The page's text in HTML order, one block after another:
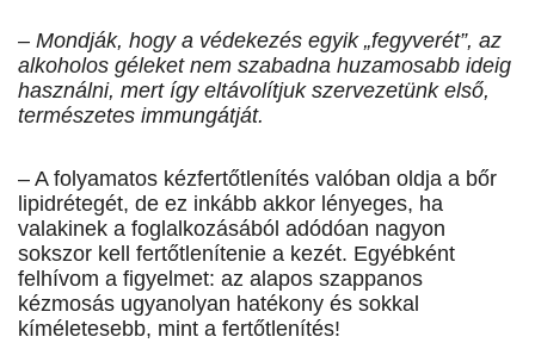
– Mondják, hogy a védekezés egyik „fegyverét”, az
alkoholos géleket nem szabadna huzamosabb ideig
használni, mert így eltávolítjuk szervezetünk első,
természetes immungátját.
– A folyamatos kézfertőtlenítés valóban oldja a bőr
lipidrétegét, de ez inkább akkor lényeges, ha
valakinek a foglalkozásából adódóan nagyon
sokszor kell fertőtlenítenie a kezét. Egyébként
felhívom a figyelmet: az alapos szappanos
kézmosás ugyanolyan hatékony és sokkal
kíméletesebb, mint a fertőtlenítés!